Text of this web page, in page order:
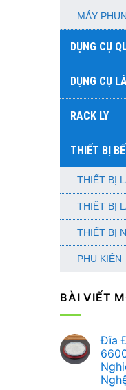
MÁY
DỤNG CỤ
DỤNG CỤ
RACK LY
THIẾT BỊ
THIẾT BỊ
THIẾT BỊ
THIẾT BỊ
PHỤ KIỆN
BÀI VIẾT
Đĩa